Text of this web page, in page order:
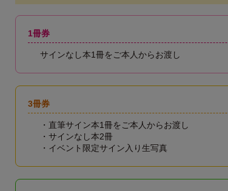
1冊券
サインなし本1冊をご本人からお渡し
3冊券
・直筆サイン本1冊をご本人からお渡し
・サインなし本2冊
・イベント限定サイン入り生写真